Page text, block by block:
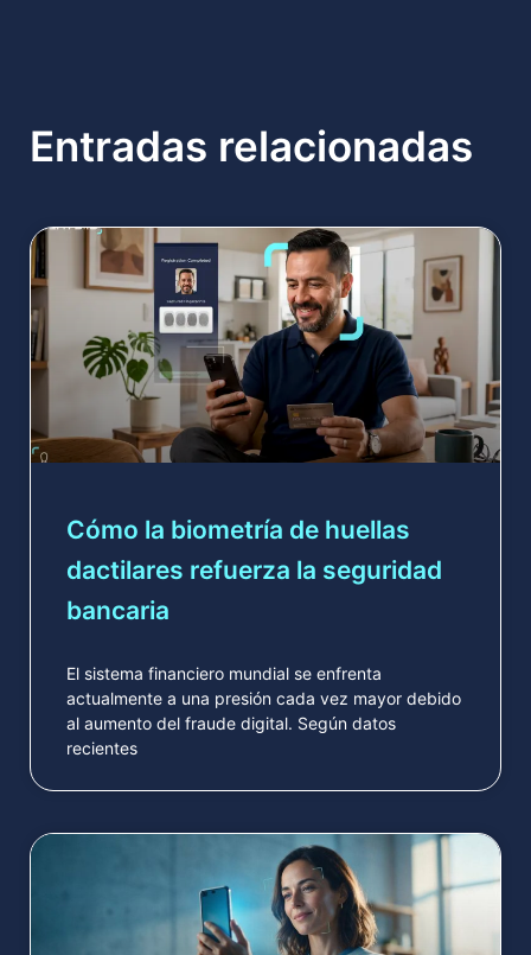
Entradas relacionadas
Cómo la biometría de huellas
dactilares refuerza la seguridad
bancaria
El sistema financiero mundial se enfrenta
actualmente a una presión cada vez mayor debido
al aumento del fraude digital. Según datos
recientes